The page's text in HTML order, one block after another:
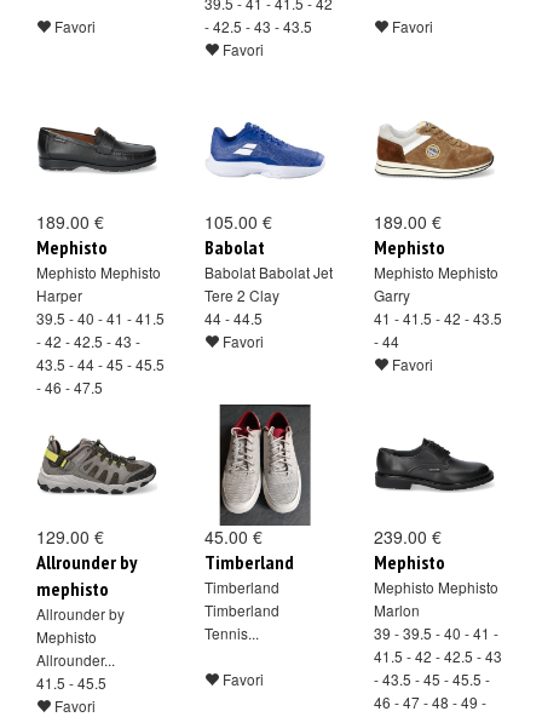
Favori
- 42.5 - 43 - 43.5
Favori
Favori
189.00 €
Mephisto
Mephisto Mephisto
Harper
39.5 - 40 - 41 - 41.5
- 42 - 42.5 - 43 -
43.5 - 44 - 45 - 45.5
- 46 - 47.5
105.00 €
Babolat
Babolat Babolat Jet
Tere 2 Clay
44 - 44.5
Favori
189.00 €
Mephisto
Mephisto Mephisto
Garry
41 - 41.5 - 42 - 43.5
- 44
Favori
129.00 €
Allrounder by
mephisto
Allrounder by
Mephisto
Allrounder...
41.5 - 45.5
Favori
45.00 €
Timberland
Timberland
Timberland
Tennis...
Favori
239.00 €
Mephisto
Mephisto Mephisto
Marlon
39 - 39.5 - 40 - 41 -
41.5 - 42 - 42.5 - 43
- 43.5 - 45 - 45.5 -
46 - 47 - 48 - 49 -